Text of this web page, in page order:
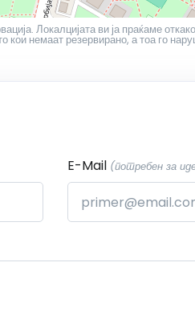
Локалцијата ви ја праќаме
немаат резервирано, а тоа го
E-Mail (потребен за